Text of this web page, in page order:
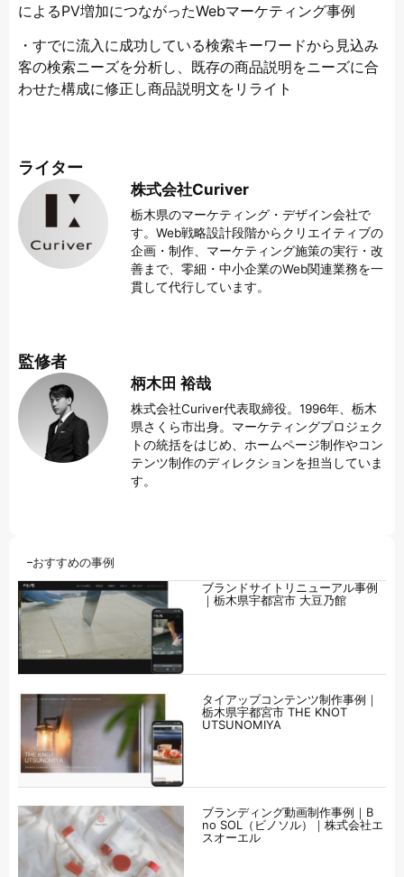
によるPV増加につながったWebマーケティング事例
・ すでに流入に成功している検索キーワードから見込み
客の検索ニーズを分析し、既存の商品説明をニーズに合
わせた構成に修正し商品説明文をリライト
ライター
株式会社Curiver
栃木県のマーケティング・デザイン会社で
す。Web戦略設計段階からクリエイティブの
企画・制作、マーケティング施策の実行・改
善まで、零細・中小企業のWeb関連業務を一
貫して代行しています。
監修者
柄木田 裕哉
株式会社Curiver代表取締役。1996年、栃木
県さくら市出身。マーケティングプロジェク
トの統括をはじめ、ホームページ制作やコン
テンツ制作のディレクションを担当していま
す。
おすすめの事例
ブランドサイトリニューアル事例
｜栃木県宇都宮市 大豆乃館
タイアップコンテンツ制作事例｜
栃木県宇都宮市 THE KNOT
UTSUNOMIYA
ブランディング動画制作事例｜B
no SOL（ビノソル）｜株式会社エ
スオーエル